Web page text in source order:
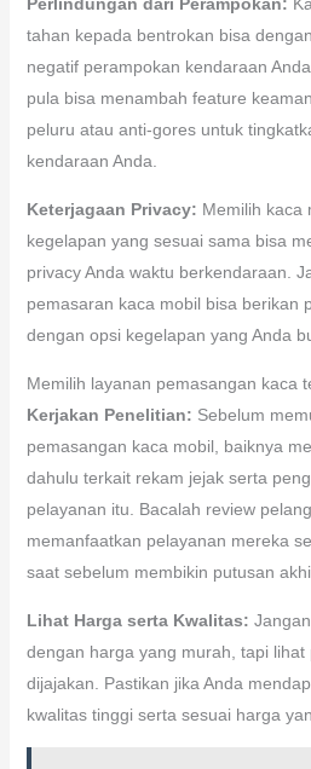
tahan kepada bentrokan bisa
negatif perampokan kendaraan
pula bisa menambah feature
peluru atau anti-gores untuk
kendaraan Anda.
Keterjagaan Privacy: Memilih kaca
kegelapan yang sesuai sama bisa
privacy Anda waktu berkendaraan.
pemasaran kaca mobil bisa berikan
dengan opsi kegelapan yang Anda
Memilih layanan pemasangan kaca
Kerjakan Penelitian: Sebelum
pemasangan kaca mobil, baiknya
dahulu terkait rekam jejak serta
pelayanan itu. Bacalah review
memanfaatkan pelayanan mereka
saat sebelum membikin putusan
Lihat Harga serta Kwalitas:
dengan harga yang murah, tapi lihat
dijajakan. Pastikan jika Anda
kwalitas tinggi serta sesuai harga